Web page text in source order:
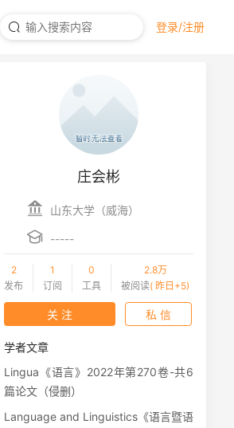
登录/注册
庄会彬
山东大学（威海）
-----
2
发布
1
订阅
0
工具
2.8万
被阅读( 昨日+5)
关 注 私 信
学者文章
Lingua《语言》2022年第270卷-共6
篇论文（侵删）
Language and Linguistics《语言暨语